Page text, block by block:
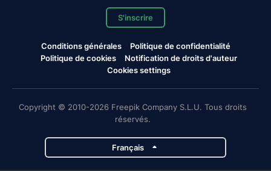
S'inscrire
Conditions générales
Politique de confidentialité
Politique de cookies
Notification de droits d'auteur
Cookies settings
Copyright © 2010-2026 Freepik Company S.L.U. Tous droits
réservés.
Français